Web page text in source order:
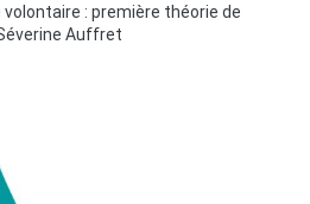
volontaire : première théorie de
Auffret